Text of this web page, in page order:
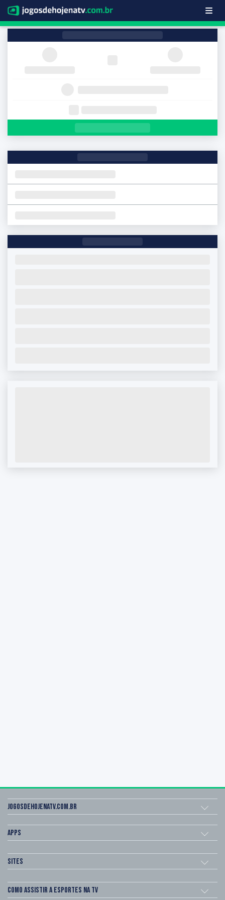
Jogosdehojenatv.com.br
Apps
Sites
Como assistir a esportes na TV